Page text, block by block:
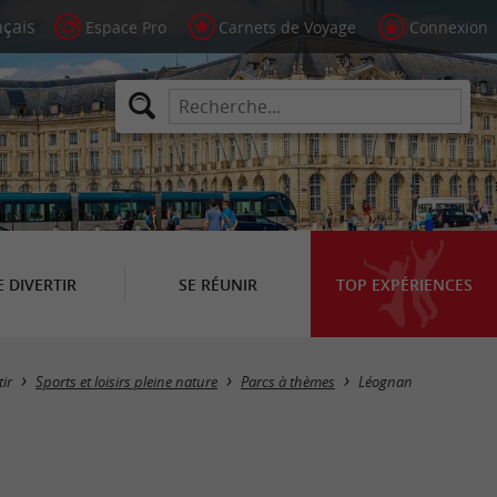
Espace Pro Carnets de Voyage Connexion
DIVERTIR SE RÉUNIR TOP EXPÉRIENCES
Masquer la carte
Sports et loisirs pleine nature Parcs à thèmes Léognan